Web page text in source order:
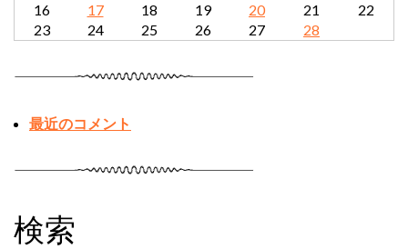
16
17 18 19 20 21
22
23
24 25 26 27 28
最近のコメント
検索